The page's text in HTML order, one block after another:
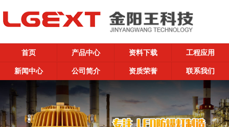
首页 产品中心 资料下载 工程应用
新闻中心 公司简介 资质荣誉 联系我们